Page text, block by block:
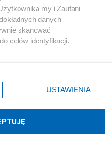
Instagram Youtube
W3media.pl
my i Zaufani
danych
skanować
celów identyfikacji.
ustawień prywatności
rogu strony
nie wymagają zgody
sprzeciwić się takiemu
USTAWIENIA